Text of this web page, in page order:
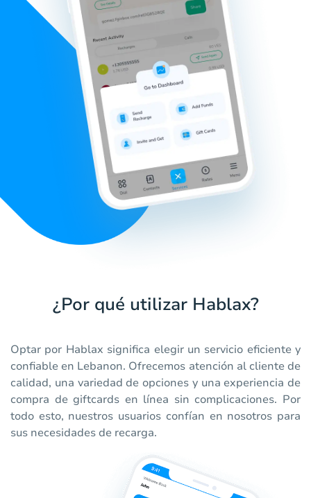
¿Por qué utilizar Hablax?
Optar por Hablax significa elegir un servicio eficiente y
confiable en Lebanon. Ofrecemos atención al cliente de
calidad, una variedad de opciones y una experiencia de
compra de giftcards en línea sin complicaciones. Por
todo esto, nuestros usuarios confían en nosotros para
sus necesidades de recarga.